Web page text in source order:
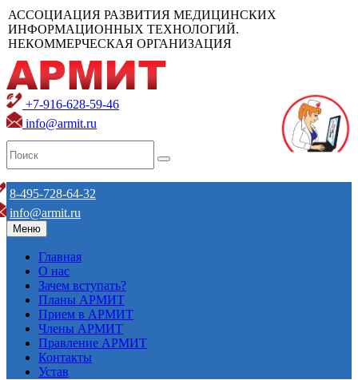
АССОЦИАЦИЯ РАЗВИТИЯ МЕДИЦИНСКИХ
ИНФОРМАЦИОННЫХ ТЕХНОЛОГИЙ.
НЕКОММЕРЧЕСКАЯ ОРГАНИЗАЦИЯ
+7-916-628-59-46
info@armit.ru
8-495-728-64-32
info@armit.ru
Меню
Главная
О нас
Зачем вступать?
Планы АРМИТ
Прием в АРМИТ
Члены АРМИТ
Правление АРМИТ
Контакты
Устав